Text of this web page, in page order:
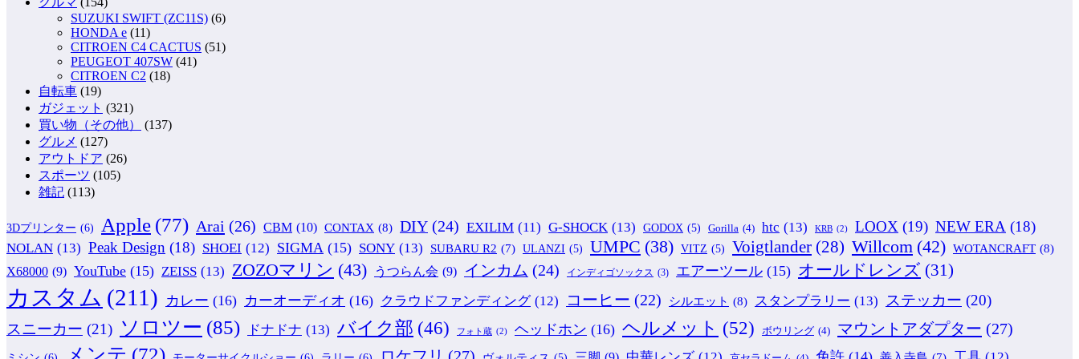
SUZUKI SWIFT (ZC11S) (6)
HONDA e (11)
CITROEN C4 CACTUS (51)
PEUGEOT 407SW (41)
CITROEN C2 (18)
自転車 (19)
ガジェット (321)
買い物（その他）
(137)
グルメ (127)
アウトドア (26)
スポーツ (105)
雑記 (113)
3Dプリンター (6) Apple (77) Arai (26) CBM (10) CONTAX (8) DIY (24) EXILIM (11) G-SHOCK (13) GODOX (5) Gorilla (4) htc (13) KRB (2) LOOX (19) NEW ERA (18)
NOLAN (13) Peak Design (18) SHOEI (12) SIGMA (15) SONY (13) SUBARU R2 (7) ULANZI (5) UMPC (38) VITZ (5) Voigtlander (28) Willcom (42) WOTANCRAFT (8)
X68000 (9) YouTube (15) ZEISS (13) ZOZOマリン (43) うつらん会 (9) インカム (24) インディゴソックス (3) エアーツール (15) オールドレンズ (31)
カスタム (211) カレー (16) カーオーディオ (16) クラウドファンディング (12) コーヒー (22) シルエット (8) スタンプラリー (13) ステッカー (20)
スニーカー (21) ソロツー (85) ドナドナ (13) バイク部 (46) フォト蔵 (2) ヘッドホン (16) ヘルメット (52) ボウリング (4) マウントアダプター (27)
メンテ (72)